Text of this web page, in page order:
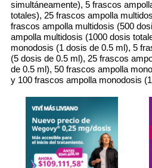
simultáneamente), 5 frascos
totales), 25 frascos ampolla
frascos ampolla multidosis (500
ampolla multidosis (1000 dosis
monodosis (1 dosis de 0.5 ml), 5
(5 dosis de 0.5 ml), 25 frascos
de 0.5 ml), 50 frascos ampolla
y 100 frascos ampolla monodosis